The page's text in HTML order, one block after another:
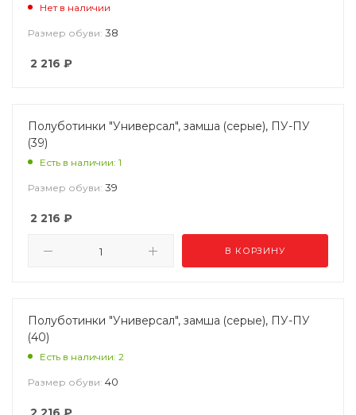
Нет в наличии
Размер обуви: 38
2 216 ₽
Полуботинки "Универсал", замша (серые), ПУ-ПУ
(39)
Есть в наличии: 1
Размер обуви: 39
2 216 ₽
В КОРЗИНУ
Полуботинки "Универсал", замша (серые), ПУ-ПУ
(40)
Есть в наличии: 2
Размер обуви: 40